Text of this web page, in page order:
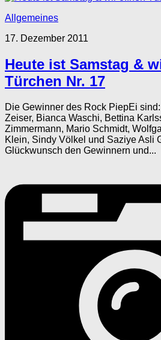
Allgemeines
17. Dezember 2011
Heute ist Samstag &
Türchen Nr. 17
Die Gewinner des Rock PiepEi
Zeiser, Bianca Waschi, Bettina
Zimmermann, Mario Schmidt,
Klein, Sindy Völkel und Saziye Asli
Glückwunsch den Gewinnern und...